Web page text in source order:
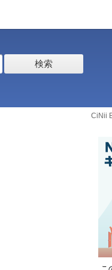
検索
CiNii